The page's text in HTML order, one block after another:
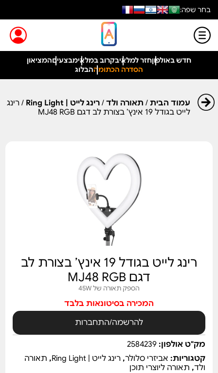
בחר שפה:
חדש באולפוןחזר למלאיבקרוב במלאימבצעיםהמציאון
הסדרה הכתומההבלוג
עמוד הבית/ תאורה ולד/ רינג לייט | Ring Light
/ רינג
לייט בגודל 19 אינץ’ בצורת לב דגם MJ48 RGB
רינג לייט בגודל 19 אינץ’ בצורת לב
דגם MJ48 RGB
הספק תאורה של 45W
המכירה בסיטונאות בלבד
להרשמה/התחברות
מק"ט אולפון:2584239
קטגוריות: אביזרי סלולר,רינג לייט | Ring Light , תאורה
ולד, תאורה ליוצרי תוכן